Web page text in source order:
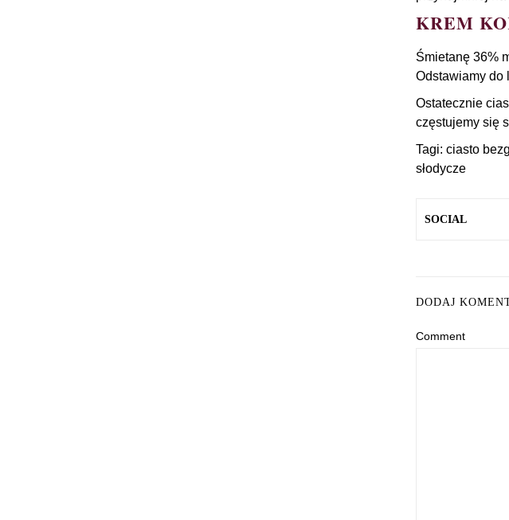
KREM
Śmietanę 36%
Odstawiamy do
Ostatecznie
częstujemy się
Tagi: ciasto
słodycze
SOCIAL
DODAJ
Comment